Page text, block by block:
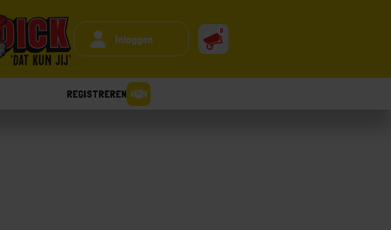
Inloggen
0
REGISTREREN